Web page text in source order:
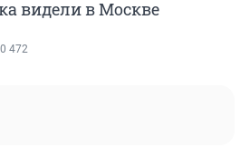
видели в Москве
472